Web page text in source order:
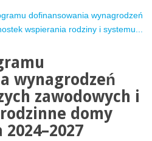
dofinansowania wynagrodzeń
wspierania rodziny i systemu...
wynagrodzeń
zawodowych i
domy